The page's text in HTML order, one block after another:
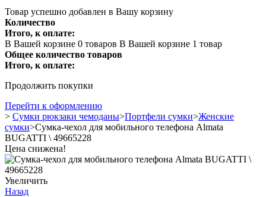
Товар успешно добавлен в Вашу корзину
Количество
Итого, к оплате:
В Вашей корзине 0 товаров В Вашей корзине 1 товар
Общее количество товаров
Итого, к оплате:
Продолжить покупки
Перейти к оформлению
> Сумки рюкзаки чемоданы>Портфели сумки>Женские
сумки>Сумка-чехол для мобильного телефона Almata
BUGATTI \ 49665228
Цена снижена!
Увеличить
Назад